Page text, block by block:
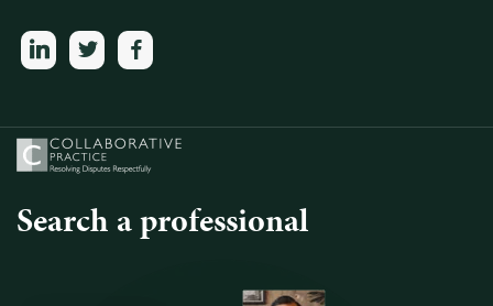
linkedintwitter facebook
Search a professional